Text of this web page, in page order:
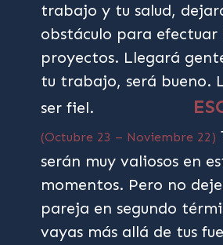
trabajo y tu salud,
obstáculo para efectuar
proyectos. Llegará
tu trabajo, será bueno.
ser fiel.
(Octubre 23 – Noviembre 22)
serán muy valiosos en
momentos. Pero no
pareja en segundo
vayas más allá de tus